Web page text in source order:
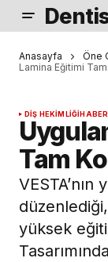
Anasayfa Öne
Lamina Eğitimi
DIŞ HEKIMLIĞI
Tam
VESTA’nın
yüksek